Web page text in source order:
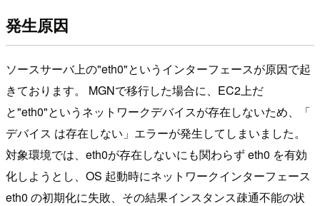
発生原因
ソースサーバ上の"eth0"というインターフェースが原因で起
きております。 MGNで移行した場合に、EC2上だ
と"eth0"というネットワークデバイスが存在しないため、「
デバイス は存在しない」エラーが発生してしまいました。
対象環境では、eth0が存在しないにも関わらず eth0 を有効
化しようとし、OS 起動時にネットワークインターフェース
eth0 の初期化に失敗、その結果インスタンス疎通不能の状